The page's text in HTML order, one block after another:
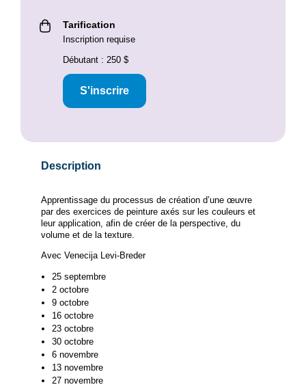
Tarification
Inscription requise
Débutant : 250 $
S'inscrire
Description
Apprentissage du processus de création d’une œuvre
par des exercices de peinture axés sur les couleurs et
leur application, afin de créer de la perspective, du
volume et de la texture.
Avec Venecija Levi-Breder
25 septembre
2 octobre
9 octobre
16 octobre
23 octobre
30 octobre
6 novembre
13 novembre
27 novembre